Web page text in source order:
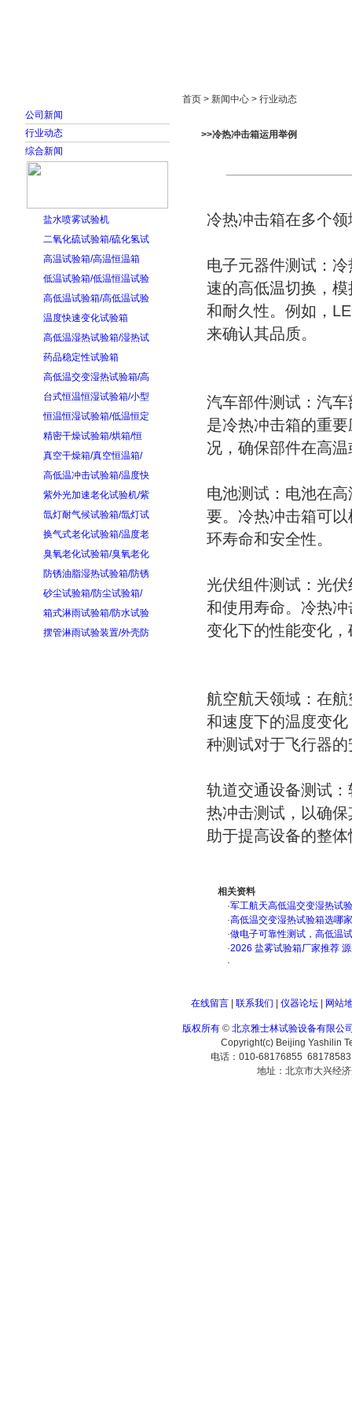
公司新闻
行业动态
综合新闻
盐水喷雾试验机
二氧化硫试验箱/硫化氢试
高温试验箱/高温恒温箱
低温试验箱/低温恒温试验
高低温试验箱/高低温试验
温度快速变化试验箱
高低温湿热试验箱/湿热试
药品稳定性试验箱
高低温交变湿热试验箱/高
台式恒温恒湿试验箱/小型
恒温恒湿试验箱/低温恒定
精密干燥试验箱/烘箱/恒
真空干燥箱/真空恒温箱/
高低温冲击试验箱/温度快
紫外光加速老化试验机/紫
氙灯耐气候试验箱/氙灯试
换气式老化试验箱/温度老
臭氧老化试验箱/臭氧老化
防锈油脂湿热试验箱/防锈
砂尘试验箱/防尘试验箱/
箱式淋雨试验箱/防水试验
摆管淋雨试验装置/外壳防
首页 > 新闻中心 > 行业动态
>>冷热冲击箱运用举例
冷热冲击箱在多个
电子元器件测试‌：
速的高低温切换，
和耐久性。例如，
来确认其品质‌。
汽车部件测试‌：汽
是冷热冲击箱的重
况，确保部件在高
电池测试‌：电池在
要。冷热冲击箱可
环寿命和安全性‌。
光伏组件测试‌：光
和使用寿命。冷热
变化下的性能变化
航空航天领域‌：在
和速度下的温度变
种测试对于飞行器
轨道交通设备测试‌
热冲击测试，以确
助于提高设备的整
相关资料
·军工航天高低温交变湿热试
·高低温交变湿热试验箱选哪
·做电子可靠性测试，高低温
·2026 盐雾试验箱厂家推荐
·
在线留言| 联系我们 仪器论坛| 网站
版权所有 © 北京雅士林试验设备有限公
Copyright(c) Beijing Yashilin
电话：010-68176855
地址：北京市大兴经